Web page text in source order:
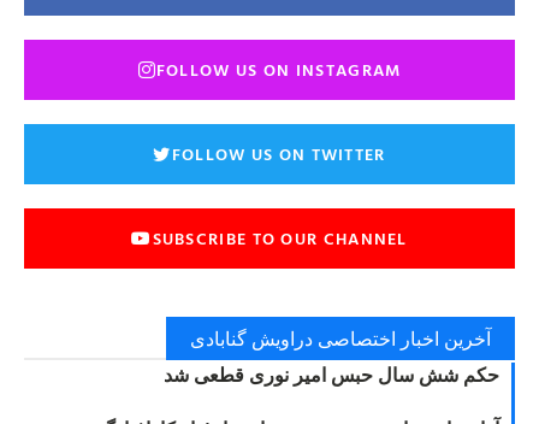
FOLLOW US ON INSTAGRAM
FOLLOW US ON TWITTER
SUBSCRIBE TO OUR CHANNEL
آخرین اخبار اختصاصی دراویش گنابادی
حکم شش سال حبس امیر نوری قطعی شد